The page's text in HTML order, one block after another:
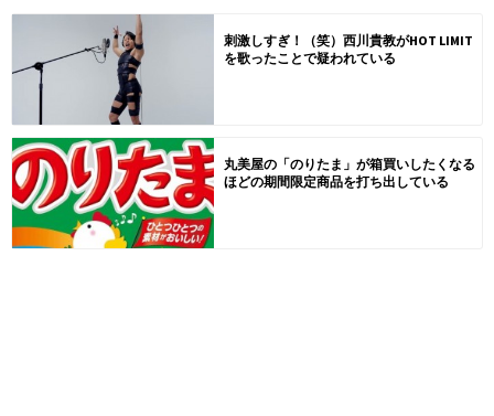
刺激しすぎ！（笑）西川貴教がHOT LIMIT
を歌ったことで疑われている
丸美屋の「のりたま」が箱買いしたくなる
ほどの期間限定商品を打ち出している